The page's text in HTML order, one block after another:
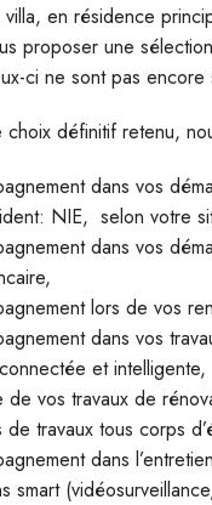
en résidence
proposer une
ci ne sont pas
choix définitif retenu,
dans vos
NIE, selon votre
dans vos
lors de vos
dans vos
et intelligente,
de vos travaux de
de travaux tous corps
dans
smart